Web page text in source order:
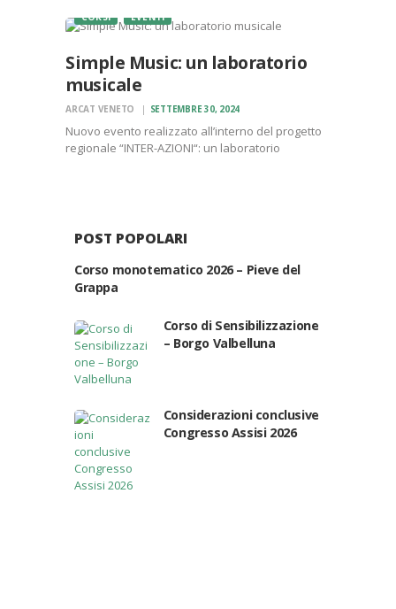
Sensibilizzazione all’approccio ecologico…
CORSI EVENTI
Simple Music: un laboratorio
musicale
ARCAT VENETO SETTEMBRE 30, 2024
Nuovo evento realizzato all’interno del progetto
regionale “INTER-AZIONI“: un laboratorio
POST POPOLARI
Corso monotematico 2026 – Pieve del
Grappa
Corso di Sensibilizzazione
– Borgo Valbelluna
Considerazioni conclusive
Congresso Assisi 2026